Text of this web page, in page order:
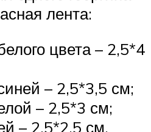
лента:
цвета – 2,5*4
– 2,5*3,5 см;
– 2,5*3 см;
– 2,5*2,5 см.